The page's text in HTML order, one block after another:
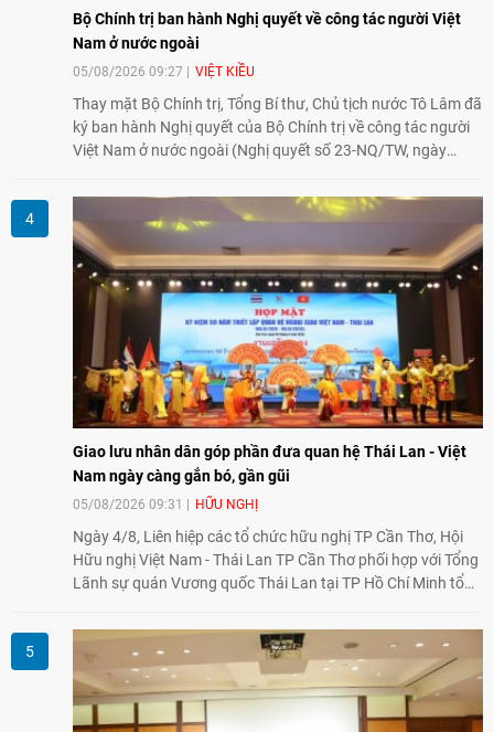
Bộ Chính trị ban hành Nghị quyết về công tác người Việt
Nam ở nước ngoài
05/08/2026 09:27 VIỆT KIỀU
Thay mặt Bộ Chính trị, Tổng Bí thư, Chủ tịch nước Tô Lâm đã
ký ban hành Nghị quyết của Bộ Chính trị về công tác người
Việt Nam ở nước ngoài (Nghị quyết số 23-NQ/TW, ngày
Giao lưu nhân dân góp phần đưa quan hệ Thái Lan - Việt
Nam ngày càng gắn bó, gần gũi
05/08/2026 09:31 HỮU NGHỊ
Ngày 4/8, Liên hiệp các tổ chức hữu nghị TP Cần Thơ, Hội
Hữu nghị Việt Nam - Thái Lan TP Cần Thơ phối hợp với Tổng
Lãnh sự quán Vương quốc Thái Lan tại TP Hồ Chí Minh tổ
Việt Nam - Thái Lan (1976-2026). Tại đây, nhấn mạnh vai trò
của giao lưu nhân dân, Tổng Lãnh sự Thái Lan cho biết các
hoạt động trao đổi về văn hóa, giáo dục, du lịch, ẩm thực,
nghệ thuật và giao lưu thanh niên đã góp phần đưa quan hệ
Thái Lan - Việt Nam ngày càng gắn bó, gần gũi.